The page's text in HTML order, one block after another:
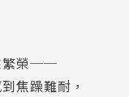
繁榮──
焦躁難耐，